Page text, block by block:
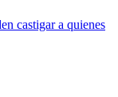
castigar a quienes